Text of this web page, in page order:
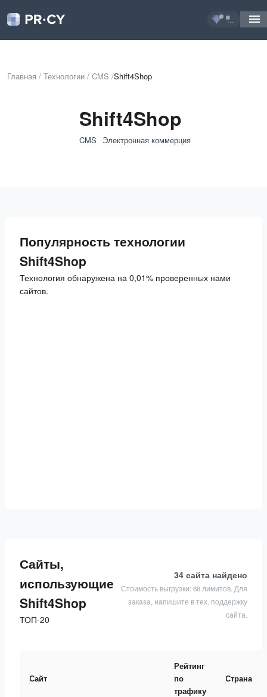
...
Главная / Технологии / CMS /Shift4Shop
Shift4Shop
CMS Электронная коммерция
Популярность технологии
Shift4Shop
Технология обнаружена на 0,01% проверенных нами
сайтов.
Сайты,
использующие
Shift4Shop
ТОП-20
34 сайта найдено
Стоимость выгрузки: 68 лимитов. Для
заказа, напишите в тех. поддержку
сайта.
Сайт
Рейтинг
по
трафику
Страна